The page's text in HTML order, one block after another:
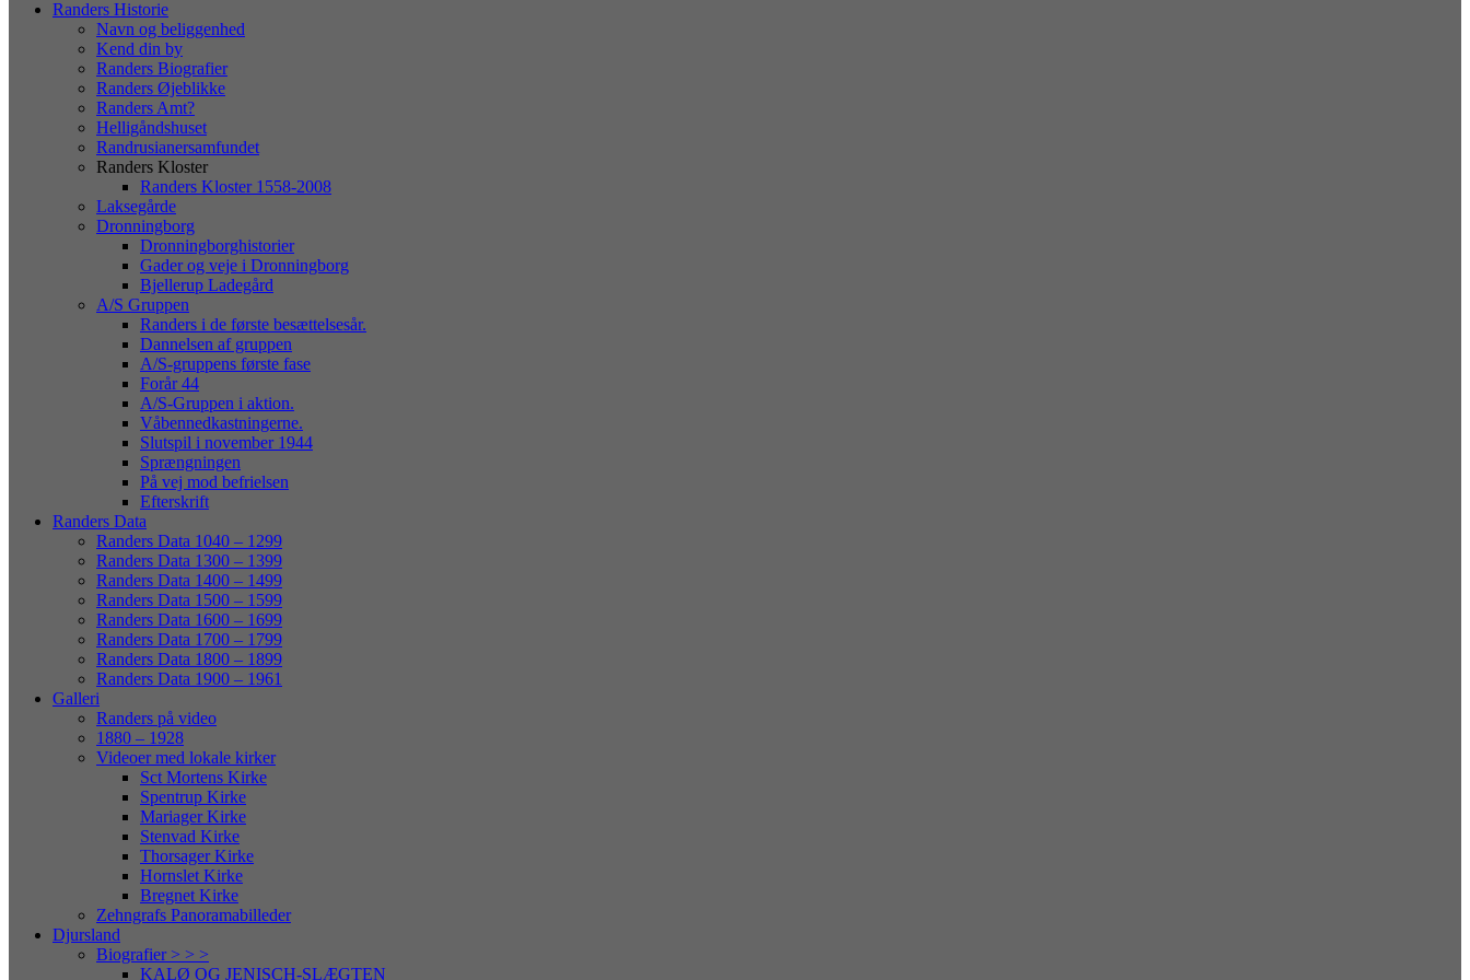
Randers Historie
Navn og beliggenhed
Kend din by
Randers Biografier
Randers Øjeblikke
Randers Amt?
Helligåndshuset
Randrusianersamfundet
Randers Kloster
Randers Kloster 1558-2008
Laksegårde
Dronningborg
Dronningborghistorier
Gader og veje i Dronningborg
Bjellerup Ladegård
A/S Gruppen
Randers i de første besættelsesår.
Dannelsen af gruppen
A/S-gruppens første fase
Forår 44
A/S-Gruppen i aktion.
Våbennedkastningerne.
Slutspil i november 1944
Sprængningen
På vej mod befrielsen
Efterskrift
Randers Data
Randers Data 1040 – 1299
Randers Data 1300 – 1399
Randers Data 1400 – 1499
Randers Data 1500 – 1599
Randers Data 1600 – 1699
Randers Data 1700 – 1799
Randers Data 1800 – 1899
Randers Data 1900 – 1961
Galleri
Randers på video
1880 – 1928
Videoer med lokale kirker
Sct Mortens Kirke
Spentrup Kirke
Mariager Kirke
Stenvad Kirke
Thorsager Kirke
Hornslet Kirke
Bregnet Kirke
Zehngrafs Panoramabilleder
Djursland
Biografier > > >
KALØ OG JENISCH-SLÆGTEN